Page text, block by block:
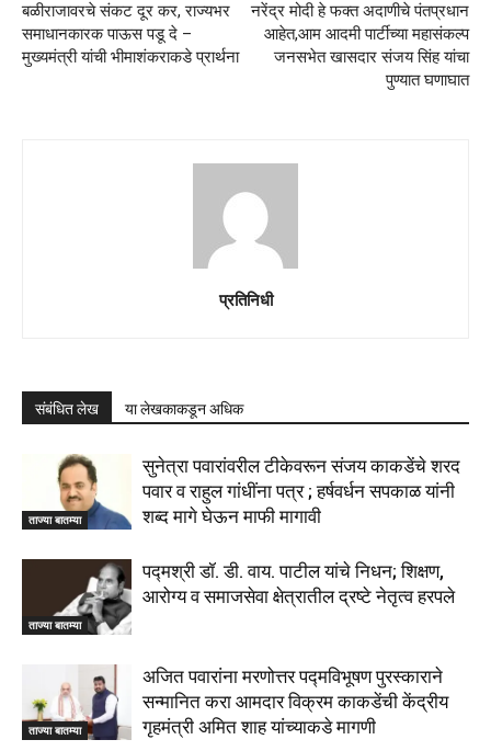
बळीराजावरचे संकट दूर कर, राज्यभर
समाधानकारक पाऊस पडू दे –
मुख्यमंत्री यांची भीमाशंकराकडे प्रार्थना
नरेंद्र मोदी हे फक्त अदाणीचे पंतप्रधान
आहेत,आम आदमी पार्टीच्या महासंकल्प
जनसभेत खासदार संजय सिंह यांचा
पुण्यात घणाघात
प्रतिनिधी
संबंधित लेख या लेखकाकडून अधिक
ताज्या बातम्या
सुनेत्रा पवारांवरील टीकेवरून संजय काकडेंचे शरद
पवार व राहुल गांधींना पत्र ; हर्षवर्धन सपकाळ यांनी
शब्द मागे घेऊन माफी मागावी
ताज्या बातम्या
पद्मश्री डॉ. डी. वाय. पाटील यांचे निधन; शिक्षण,
आरोग्य व समाजसेवा क्षेत्रातील द्रष्टे नेतृत्व हरपले
ताज्या बातम्या
अजित पवारांना मरणोत्तर पद्मविभूषण पुरस्काराने
सन्मानित करा आमदार विक्रम काकडेंची केंद्रीय
गृहमंत्री अमित शाह यांच्याकडे मागणी